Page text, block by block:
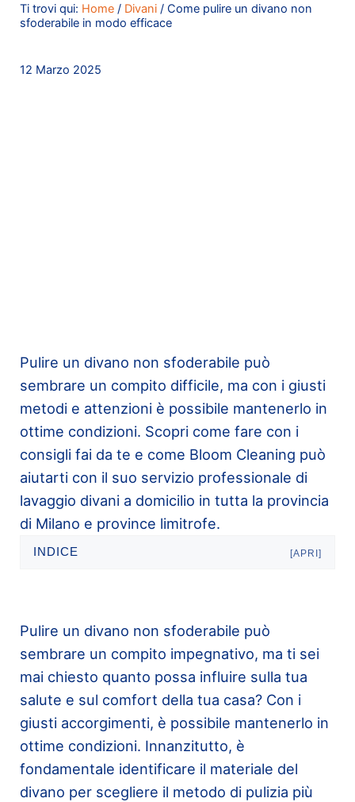
Ti trovi qui: Home / Divani /Come pulire un divano non
sfoderabile in modo efficace
12 Marzo 2025
Pulire un divano non sfoderabile può
sembrare un compito difficile, ma con i giusti
metodi e attenzioni è possibile mantenerlo in
ottime condizioni. Scopri come fare con i
consigli fai da te e come Bloom Cleaning può
aiutarti con il suo servizio professionale di
lavaggio divani a domicilio in tutta la provincia
di Milano e province limitrofe.
INDICE [APRI]
Pulire un divano non sfoderabile può
sembrare un compito impegnativo, ma ti sei
mai chiesto quanto possa influire sulla tua
salute e sul comfort della tua casa? Con i
giusti accorgimenti, è possibile mantenerlo in
ottime condizioni. Innanzitutto, è
fondamentale identificare il materiale del
divano per scegliere il metodo di pulizia più